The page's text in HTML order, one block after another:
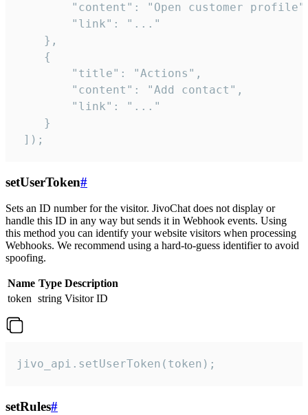
"content": "Open customer
        "link": "..."
    },
    {
        "title": "Actions",
        "content": "Add contact",
        "link": "..."
    }
]);
setUserToken#
Sets an ID number for the visitor. JivoChat does not display or
handle this ID in any way but sends it in Webhook events. Using
this method you can identify your website visitors when processing
Webhooks. We recommend using a hard-to-guess identifier to avoid
spoofing.
Name Type Description
token string Visitor ID
jivo_api.setUserToken(token);
setRules#